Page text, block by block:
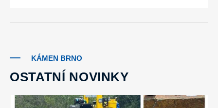
KÁMEN BRNO
OSTATNÍ NOVINKY